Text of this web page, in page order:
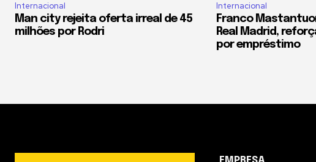
Internacional
Man city rejeita oferta irreal de 45
milhões por Rodri
Internacional
Franco
Real Madrid,
por empréstimo